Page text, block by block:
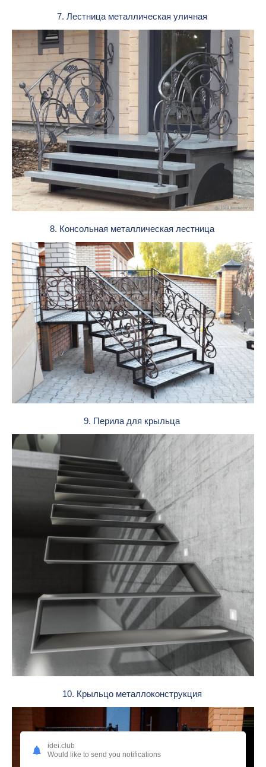
7. Лестница металлическая уличная
8. Консольная металлическая лестница
9. Перила для крыльца
10. Крыльцо металлоконструкция
idei.club
Would like to send you notifications